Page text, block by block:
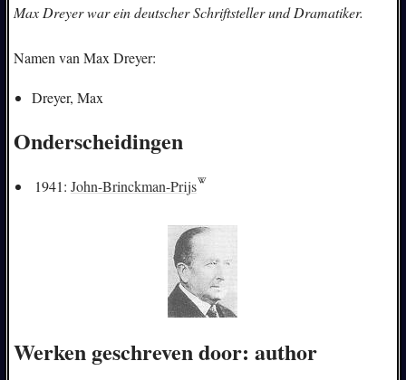
Max Dreyer war ein deutscher Schriftsteller und Dramatiker.
Namen van Max Dreyer:
Dreyer, Max
Onderscheidingen
1941: John-Brinckman-Prijs
Werken geschreven door: author